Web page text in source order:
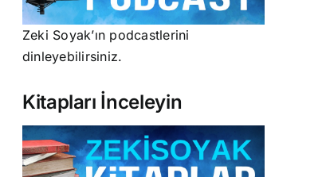
Zeki Soyak’ın podcastlerini
dinleyebilirsiniz.
Kitapları İnceleyin